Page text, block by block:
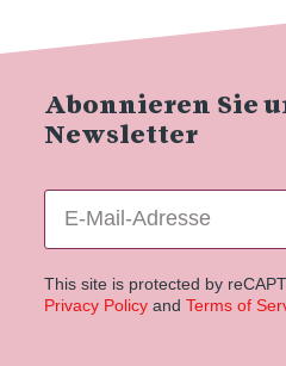
Abonnieren Sie
Newsletter
This site is protected by
Privacy Policyand Terms of